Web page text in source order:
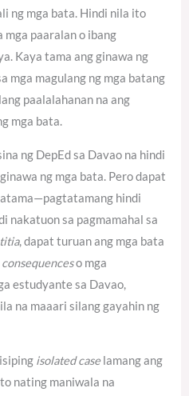
ng mga bata. Hindi nila ito
paaralan o ibang
Kaya tama ang ginawa ng
mga magulang ng mga batang
paalalahanan na ang
mga bata.
ng DepEd sa Davao na hindi
ng mga bata. Pero dapat
hindi
nakatuon sa pagmamahal sa
, dapat turuan ang mga bata
consequenceso mga
estudyante sa Davao,
na maaari silang gayahin ng
isolated caselamang ang
nating maniwala na